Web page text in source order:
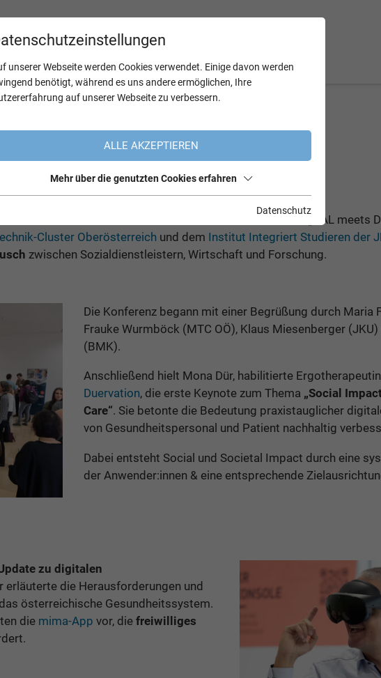
& Care
Linz die AAL AUSTRIA Praxiskonferenz unter dem Motto „AAL meets
Cluster Oberösterreich und dem Institut Integriert Studieren der
zwischen Sozialdienstleistern, Wirtschaft und Forschung.
Die Konferenz begann mit einer Begrüßung durch Maria
Frauke Wurmböck (MTC OÖ), Klaus Miesenberger
(BMK).
Anschließend hielt Mona Dür, habilitierte
Duervation, die erste Keynote zum Thema „Social
Care“. Sie betonte die Bedeutung praxistauglicher
von Gesundheitspersonal und Patient nachhaltig
Dabei entsteht Social und Societal Impact durch eine
der Anwender:innen & eine entsprechende
zu digitalen
erläuterte die Herausforderungen und
österreichische Gesundheitssystem.
die mima-App vor, die freiwilliges
unserer Webseite werden Cookies verwendet. Einige davon werden
benötigt, während es uns andere ermöglichen, Ihre
auf unserer Webseite zu verbessern.
ALLE AKZEPTIEREN
Mehr über die genutzten Cookies erfahren
Datenschutz